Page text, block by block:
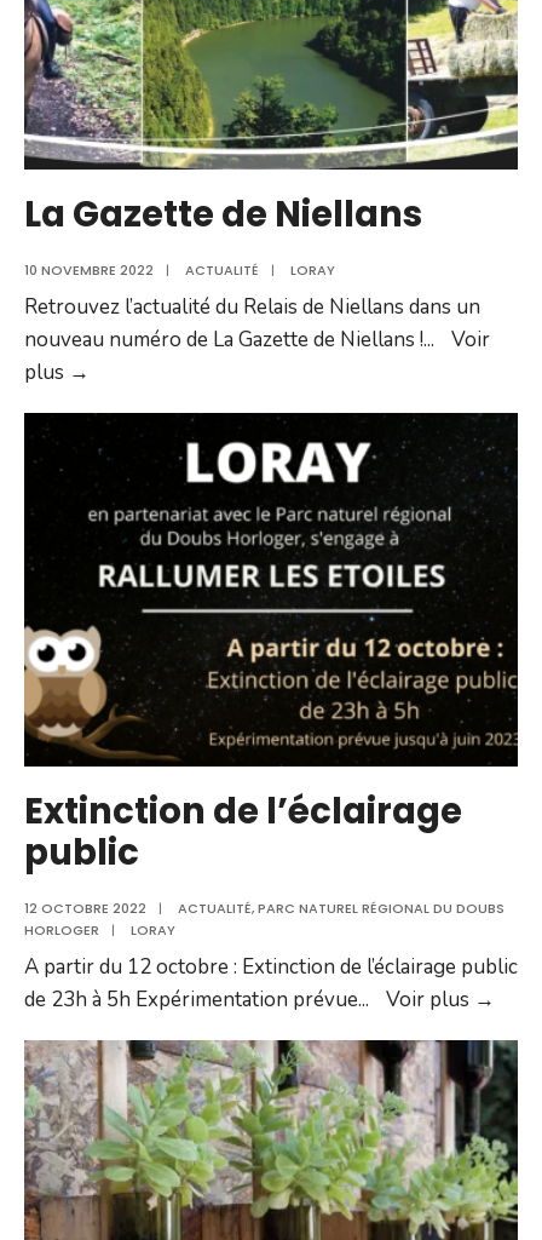
La Gazette de Niellans
10 NOVEMBRE 2022 | ACTUALITÉ | LORAY
Retrouvez l’actualité du Relais de Niellans dans un
nouveau numéro de La Gazette de Niellans !...
Voir
plus →
Niellans
Extinction de l’éclairage
public
12 OCTOBRE 2022 | ACTUALITÉ,PARC NATUREL RÉGIONAL DU DOUBS
HORLOGER
| LORAY
A partir du 12 octobre : Extinction de l’éclairage public
de 23h à 5h Expérimentation prévue... Voir plus →